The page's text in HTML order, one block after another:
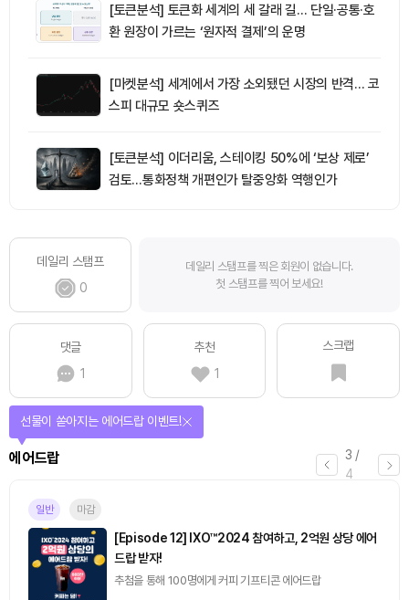
[토큰분석] 토큰화 세계의 세 갈래 길… 단일·공통·호
환 원장이 가르는 ‘원자적 결제’의 운명
[마켓분석] 세계에서 가장 소외됐던 시장의 반격… 코
스피 대규모 숏스퀴즈
[토큰분석] 이더리움, 스테이킹 50%에 ‘보상 제로’
검토…통화정책 개편인가 탈중앙화 역행인가
데일리 스탬프
0
데일리 스탬프를 찍은 회원이 없습니다.
첫 스탬프를 찍어 보세요!
댓글
1
추천
1
스크랩
3 /
4
에어드랍
선물이 쏟아지는 에어드랍 이벤트!
일반 마감
[Episode 12] IXO™2024 참여하고, 2억원 상당 에어
드랍 받자!
추첨을 통해 100명에게 커피 기프티콘 에어드랍